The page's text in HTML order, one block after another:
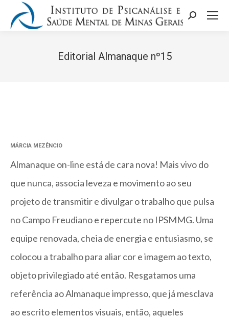
Search:
Editorial Almanaque nº15
MÁRCIA MEZÊNCIO
Almanaque on-line está de cara nova! Mais vivo do
que nunca, associa leveza e movimento ao seu
projeto de transmitir e divulgar o trabalho que pulsa
no Campo Freudiano e repercute no IPSMMG. Uma
equipe renovada, cheia de energia e entusiasmo, se
colocou a trabalho para aliar cor e imagem ao texto,
objeto privilegiado até então. Resgatamos uma
referência ao Almanaque impresso, que já mesclava
ao escrito elementos visuais, então, aqueles